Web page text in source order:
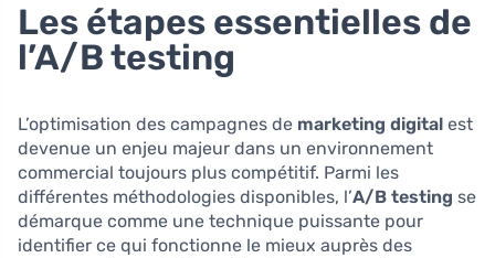
Les étapes essentielles de
l’A/B testing
L’optimisation des campagnes de marketing digital est
devenue un enjeu majeur dans un environnement
commercial toujours plus compétitif. Parmi les
différentes méthodologies disponibles, l’A/B testing se
démarque comme une technique puissante pour
identifier ce qui fonctionne le mieux auprès des